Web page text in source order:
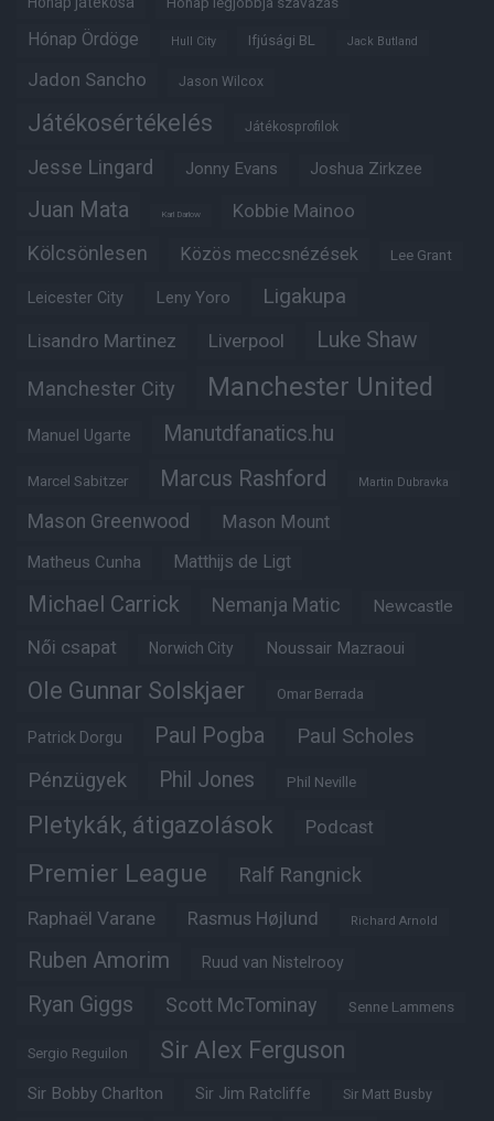
Hónap Ördöge Hull City Ifjúsági BL Jack Butland
Jadon Sancho Jason Wilcox
Játékosértékelés Játékosprofilok
Jesse Lingard Jonny Evans Joshua Zirkzee
Juan Mata Karl Darlow Kobbie Mainoo
Kölcsönlesen Közös meccsnézések Lee Grant
Leicester City Leny Yoro Ligakupa
Lisandro Martinez Liverpool Luke Shaw
Manchester City Manchester United
Manuel Ugarte Manutdfanatics.hu
Marcel Sabitzer Marcus Rashford Martin Dubravka
Mason Greenwood Mason Mount
Matheus Cunha Matthijs de Ligt
Michael Carrick Nemanja Matic Newcastle
Női csapat Norwich City Noussair Mazraoui
Ole Gunnar Solskjaer Omar Berrada
Patrick Dorgu Paul Pogba Paul Scholes
Pénzügyek Phil Jones Phil Neville
Pletykák, átigazolások Podcast
Premier League Ralf Rangnick
Raphaël Varane Rasmus Højlund Richard Arnold
Ruben Amorim Ruud van Nistelrooy
Ryan Giggs Scott McTominay Senne Lammens
Sergio Reguilon Sir Alex Ferguson
Sir Bobby Charlton Sir Jim Ratcliffe Sir Matt Busby